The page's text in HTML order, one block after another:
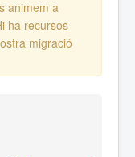
animem a
ha recursos
migració